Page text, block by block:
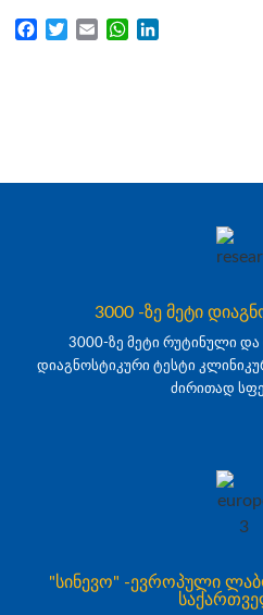
FacebookTwitter
Email WhatsApp
3000 -ზე მეტი
3000-ზე მეტი რუტინული
დიაგნოსტიკური ტესტი
ძირითად
"სინევო" -ევროპული